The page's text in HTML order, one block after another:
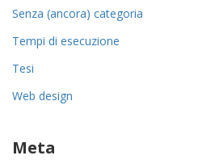
Senza (ancora) categoria
Tempi di esecuzione
Tesi
Web design
Meta